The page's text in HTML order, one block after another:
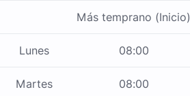
Más temprano (Inicio)
Lunes 08:00
Martes 08:00